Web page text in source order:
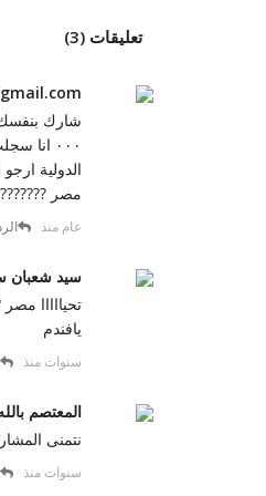
تعليقات (3)
٠٠٠
الدولية
مصر
1 عام منذ
سيد شعبان
تحيااااا
يافندم
3 سنوات منذ
المعتصم
نتمنى
4 سنوات منذ